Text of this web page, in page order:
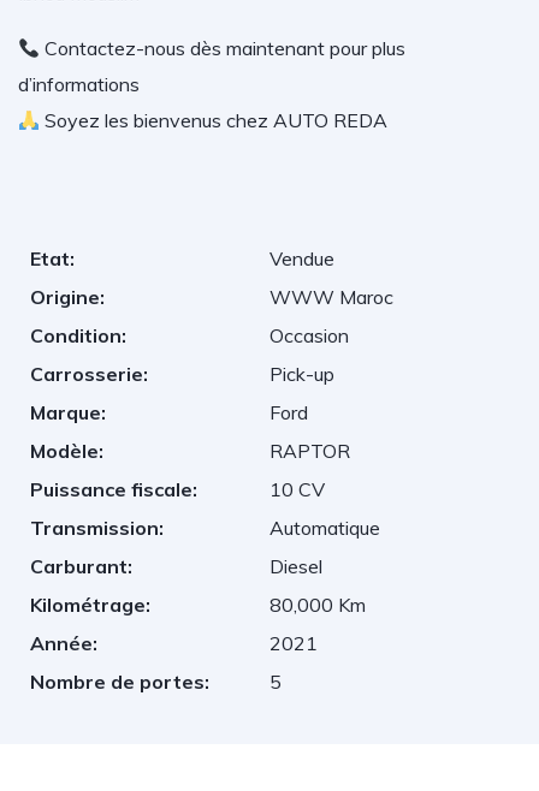
Contactez-nous dès maintenant pour plus
d’informations
Soyez les bienvenus chez AUTO REDA
Etat:
Vendue
Origine:
WWW Maroc
Condition:
Occasion
Carrosserie:
Pick-up
Marque:
Ford
Modèle:
RAPTOR
Puissance fiscale:
10 CV
Transmission:
Automatique
Carburant:
Diesel
Kilométrage:
80,000 Km
Année:
2021
Nombre de portes:
5